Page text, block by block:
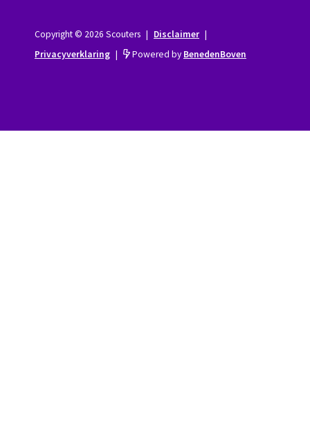
Copyright © 2026 Scouters | Disclaimer |
Privacyverklaring | Powered by BenedenBoven